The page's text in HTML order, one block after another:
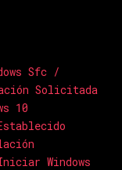
Sfc /
Solicitada
10
Windows